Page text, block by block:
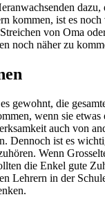
kommen, ist es noch
von Oma
noch näher zu
gewohnt, die
wenn sie etwas
auch von
Dennoch ist es
Wenn
die Enkel gute
Lehrern in der